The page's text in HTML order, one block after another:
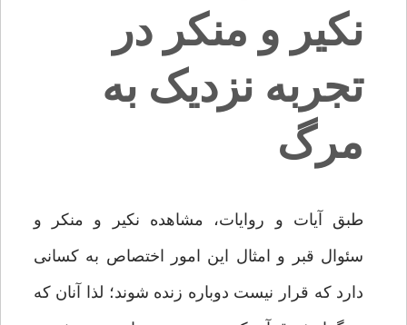
نکیر و منکر در
تجربه نزدیک به
مرگ
طبق آیات و روایات، مشاهده نکیر و منکر و
سئوال قبر و امثال این امور اختصاص به کسانی
دارد که قرار نیست دوباره زنده شوند؛ لذا آنان که